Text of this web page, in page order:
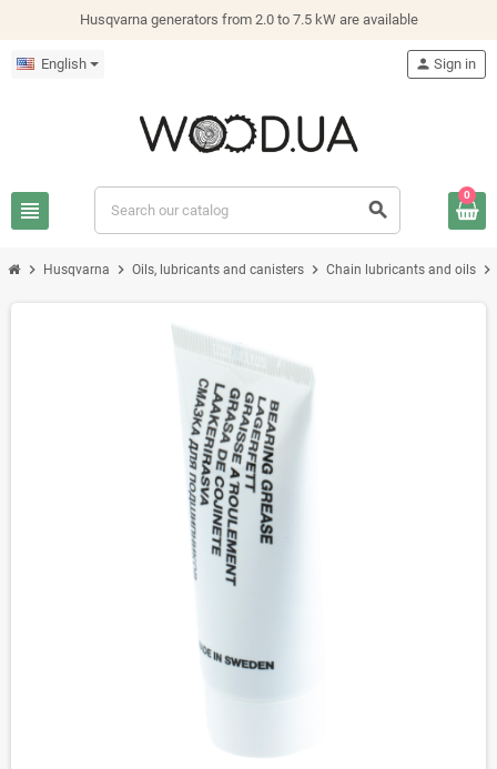
Husqvarna generators from 2.0 to 7.5 kW are available
English
view_headline search
person Sign in
0
chevron_right Husqvarna chevron_right Oils, lubricants and canisters chevron_right Chain lubricants and oils chevron_right